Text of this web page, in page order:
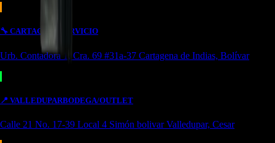
🔧 CARTAGENA SERVICIO
Urb. Contadora 1, Cra. 69 #31a-37 Cartagena de Indias, Bolívar
📍 VALLEDUPARBODEGA/OUTLET
Calle 21 No. 17-39 Local 4 Simón bolivar Valledupar, Cesar